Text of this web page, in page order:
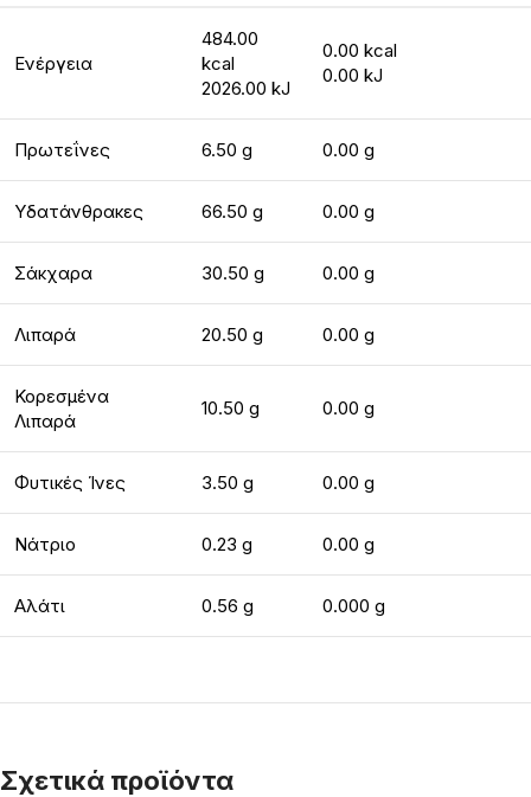
Ενέργεια
484.00
kcal
2026.00 kJ
0.00 kcal
0.00 kJ
Πρωτεΐνες 6.50 g 0.00 g
Υδατάνθρακες 66.50 g 0.00 g
Σάκχαρα 30.50 g 0.00 g
Λιπαρά 20.50 g 0.00 g
Κορεσμένα
Λιπαρά
10.50 g 0.00 g
Φυτικές Ίνες 3.50 g 0.00 g
Νάτριο 0.23 g 0.00 g
Αλάτι 0.56 g 0.000 g
Σχετικά προϊόντα